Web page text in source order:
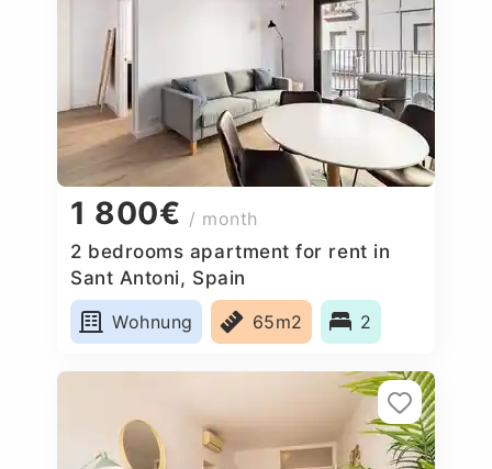
1 800€ / month
2 bedrooms apartment for rent in
Sant Antoni, Spain
Wohnung
65m2 2